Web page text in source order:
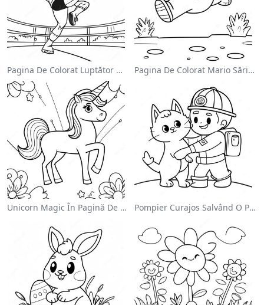
Pagina De Colorat Luptător Wwe Sărind Pe Inamic Pagina De Colorat Mario Sărind Peste Goombas
Unicorn Magic În Pagină De Colorat Cu Curcubeu Pompier Curajos Salvând O Pisică - Pagina De Colorat